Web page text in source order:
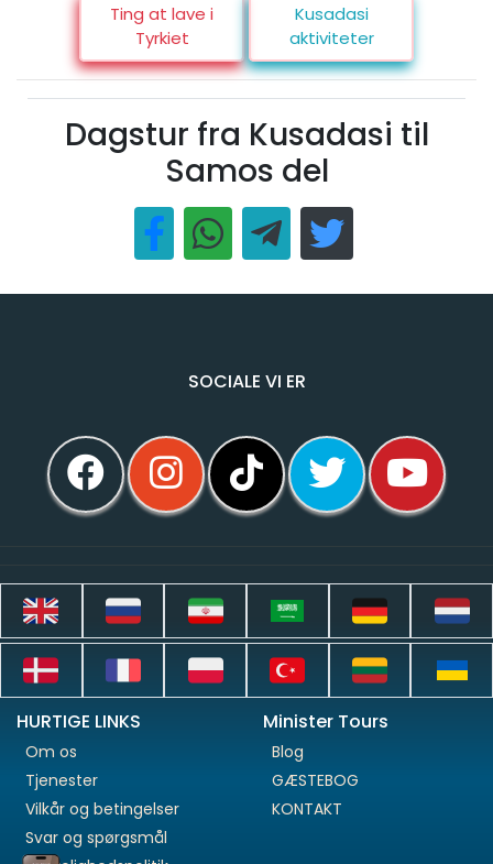
Ting at lave i
Tyrkiet
Kusadasi
aktiviteter
Dagstur fra Kusadasi til
Samos del
SOCIALE VI ER
HURTIGE LINKS
Om os
Tjenester
Vilkår og betingelser
Svar og spørgsmål
Minister Tours
Blog
GÆSTEBOG
KONTAKT